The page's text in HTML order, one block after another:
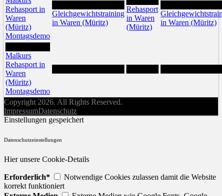
Rehasport in
Waren
(Müritz)
Montagsdemo
Gleichgewichtstraining
in Waren (Müritz)
Rehasport
in Waren
(Müritz)
in Waren (Müritz)
Malkurs
Rehasport in
Waren
(Müritz)
Montagsdemo
Copyright 2026. All Rights Reserved.
ImpressumDatenschutz
Einstellungen gespeichert
Datenschutzeinstellungen
Hier unsere Cookie-Details
Erforderlich*
Notwendige Cookies zulassen damit die Website
korrekt funktioniert